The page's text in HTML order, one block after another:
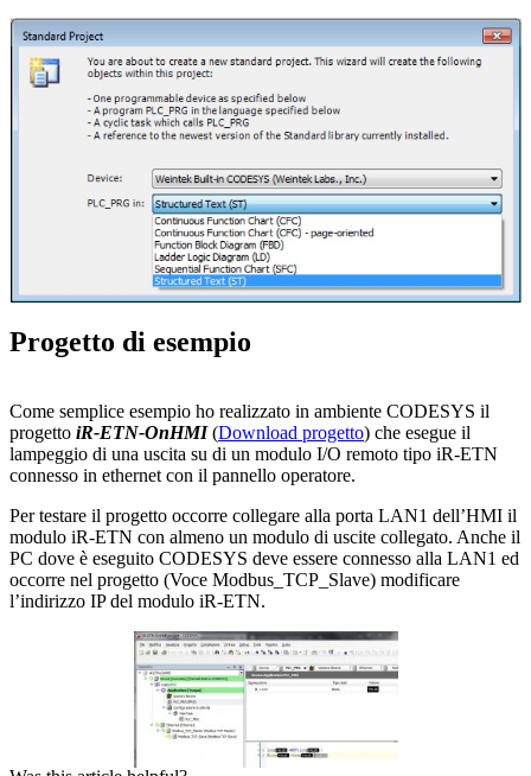
Progetto di esempio
Come semplice esempio ho realizzato in ambiente CODESYS il
progetto iR-ETN-OnHMI(Download progetto) che esegue il
lampeggio di una uscita su di un modulo I/O remoto tipo iR-ETN
connesso in ethernet con il pannello operatore.
Per testare il progetto occorre collegare alla porta LAN1 dell’HMI il
modulo iR-ETN con almeno un modulo di uscite collegato. Anche il
PC dove è eseguito CODESYS deve essere connesso alla LAN1 ed
occorre nel progetto (Voce Modbus_TCP_Slave) modificare
l’indirizzo IP del modulo iR-ETN.